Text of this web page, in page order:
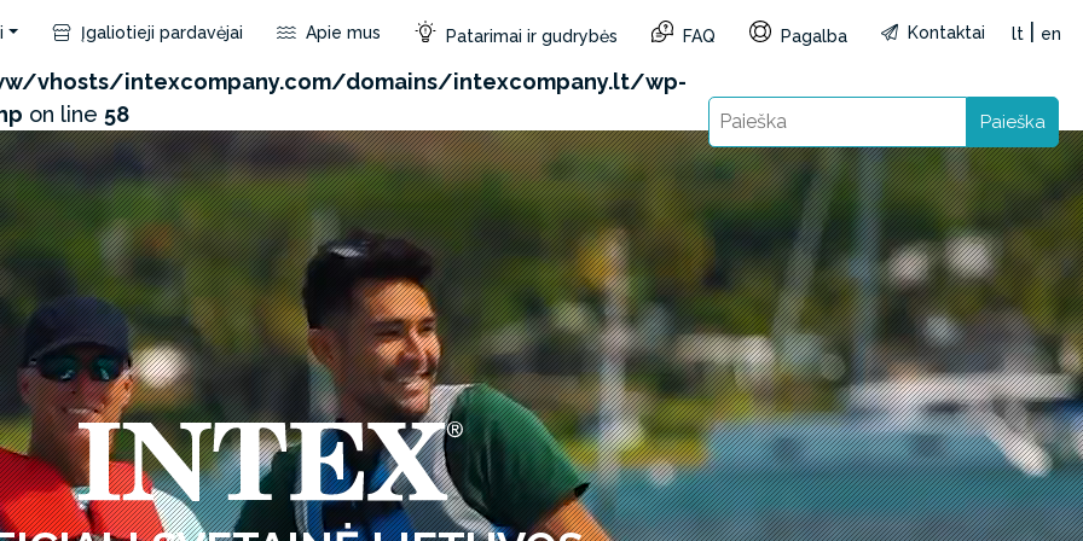
product/api.php?id=134&not_use_region=1&reg=LT&lang=lt): Failed to open stream: HTTP
vhosts/intexcompany.com/domains/intexcompany.lt/wp-
on line 58
Įgaliotieji pardavėjai Apie mus Patarimai ir gudrybės FAQ Pagalba Kontaktai lt en
Paieška